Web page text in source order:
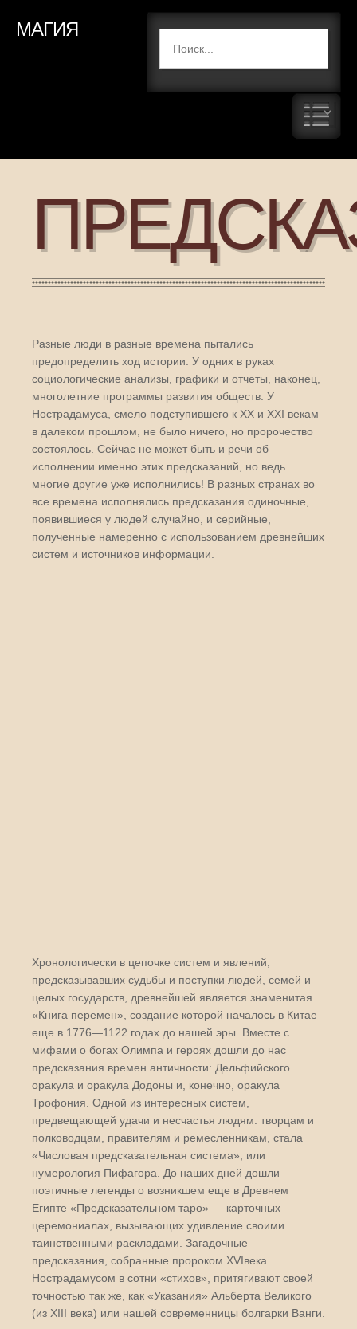
МАГИЯ
Разные люди в разные времена пытались
предопределить ход истории. У одних в руках
социологические анализы, графики и отчеты, наконец,
многолетние программы развития обществ. У
Нострадамуса, смело подступившего к XX и XXI векам
в далеком прошлом, не было ничего, но пророчество
состоялось. Сейчас не может быть и речи об
исполнении именно этих предсказаний, но ведь
многие другие уже исполнились! В разных странах во
все времена исполнялись предсказания одиночные,
появившиеся у людей случайно, и серийные,
полученные намеренно с использованием древнейших
систем и источников информации.
Хронологически в цепочке систем и явлений,
предсказывавших судьбы и поступки людей, семей и
целых государств, древнейшей является знаменитая
«Книга перемен», создание которой началось в Китае
еще в 1776—1122 годах до нашей эры. Вместе с
мифами о богах Олимпа и героях дошли до нас
предсказания времен античности: Дельфийского
оракула и оракула Додоны и, конечно, оракула
Трофония. Одной из интересных систем,
предвещающей удачи и несчастья людям: творцам и
полководцам, правителям и ремесленникам, стала
«Числовая предсказательная система», или
нумерология Пифагора. До наших дней дошли
поэтичные легенды о возникшем еще в Древнем
Египте «Предсказательном таро» — карточных
церемониалах, вызывающих удивление своими
таинственными раскладами. Загадочные
предсказания, собранные пророком XVIвека
Нострадамусом в сотни «стихов», притягивают своей
точностью так же, как «Указания» Альберта Великого
(из XIII века) или нашей современницы болгарки Ванги.